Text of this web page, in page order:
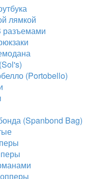
лямкой
разъемами
(Portobello)
(Spanbond Bag)